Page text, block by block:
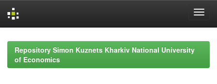
navigationRepository Simon Kuznets Kharkiv National University
of Economics